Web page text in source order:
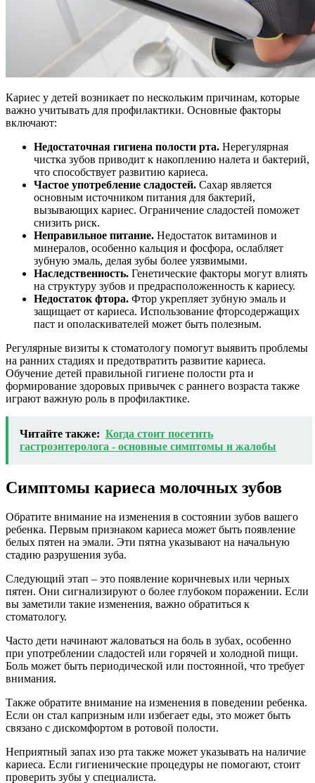
Кариес у детей возникает по нескольким причинам, которые
важно учитывать для профилактики. Основные факторы
включают:
Недостаточная гигиена полости рта. Нерегулярная
чистка зубов приводит к накоплению налета и бактерий,
что способствует развитию кариеса.
Частое употребление сладостей. Сахар является
основным источником питания для бактерий,
вызывающих кариес. Ограничение сладостей поможет
снизить риск.
Неправильное питание. Недостаток витаминов и
минералов, особенно кальция и фосфора, ослабляет
зубную эмаль, делая зубы более уязвимыми.
Наследственность. Генетические факторы могут влиять
на структуру зубов и предрасположенность к кариесу.
Недостаток фтора. Фтор укрепляет зубную эмаль и
защищает от кариеса. Использование фторсодержащих
паст и ополаскивателей может быть полезным.
Регулярные визиты к стоматологу помогут выявить проблемы
на ранних стадиях и предотвратить развитие кариеса.
Обучение детей правильной гигиене полости рта и
формирование здоровых привычек с раннего возраста также
играют важную роль в профилактике.
Читайте также: Когда стоит посетить
гастроэнтеролога - основные симптомы и жалобы
Симптомы кариеса молочных зубов
Обратите внимание на изменения в состоянии зубов вашего
ребенка. Первым признаком кариеса может быть появление
белых пятен на эмали. Эти пятна указывают на начальную
стадию разрушения зуба.
Следующий этап – это появление коричневых или черных
пятен. Они сигнализируют о более глубоком поражении. Если
вы заметили такие изменения, важно обратиться к
стоматологу.
Часто дети начинают жаловаться на боль в зубах, особенно
при употреблении сладостей или горячей и холодной пищи.
Боль может быть периодической или постоянной, что требует
внимания.
Также обратите внимание на изменения в поведении ребенка.
Если он стал капризным или избегает еды, это может быть
связано с дискомфортом в ротовой полости.
Неприятный запах изо рта также может указывать на наличие
кариеса. Если гигиенические процедуры не помогают, стоит
проверить зубы у специалиста.